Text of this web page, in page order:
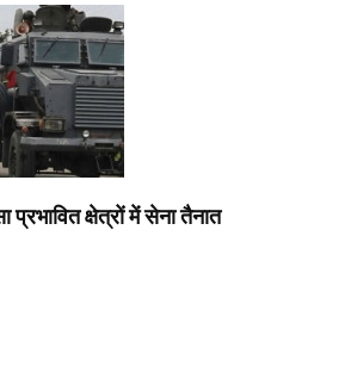
क्षेत्रों में सेना तैनात